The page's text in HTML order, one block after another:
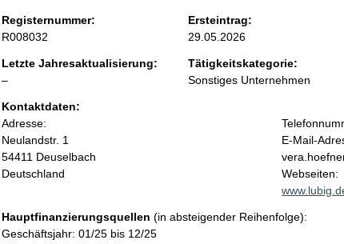
n
i
n
h
a
l
Registernummer:
R008032
Ersteintrag:
29.05.2026
Letzte Jahresaktualisierung:
–l
e
r
Tätigkeitskategorie:
Sonstiges Unternehmen
Kontaktdaten:
Adresse:
Neulandstr. 1
54411 Deuselbach
Deutschland
K
o
n
t
a
t
E-Mail-
Webseiten:
Hauptfinanzierungsquellen (in absteigender Reihenfolge):
Geschäftsjahr: 01/25 bis 12/25